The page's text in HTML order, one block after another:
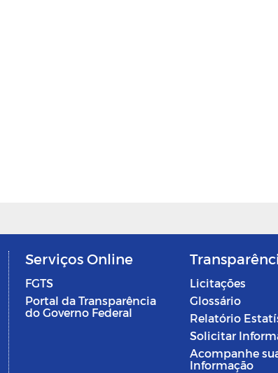
Serviços Online
FGTS
Portal da Transparência
do Governo Federal
Licitações
Glossário
Relatório
Solicitar
Acompanhe
Informação